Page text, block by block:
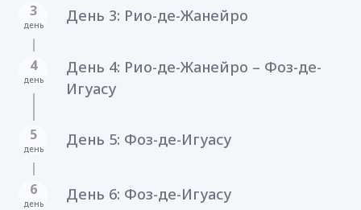
3
день День 3: Рио-де-Жанейро
4
день
День 4: Рио-де-Жанейро – Фоз-де-
Игуасу
5
день День 5: Фоз-де-Игуасу
6
день День 6: Фоз-де-Игуасу